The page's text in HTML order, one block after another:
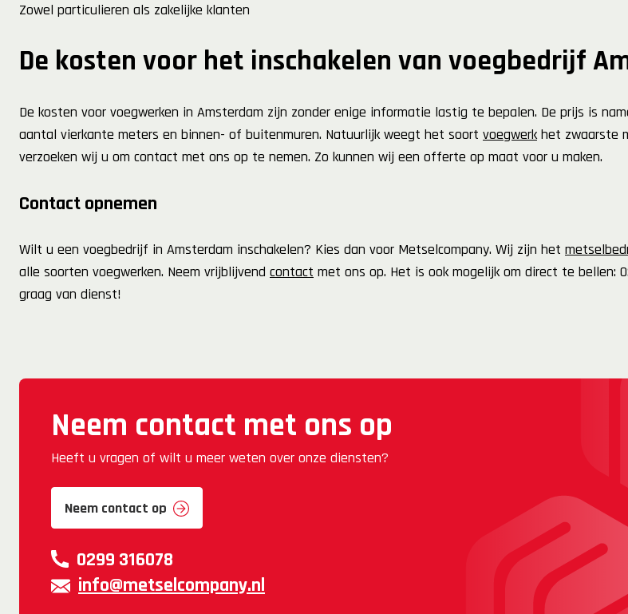
Zowel particulieren als zakelijke klanten
De kosten voor het inschakelen van voegbedrijf
De kosten voor voegwerken in Amsterdam zijn zonder enige informatie lastig te bepalen. De prijs is
aantal vierkante meters en binnen- of buitenmuren. Natuurlijk weegt het soort voegwerkhet zwaarste
verzoeken wij u om contact met ons op te nemen. Zo kunnen wij een offerte op maat voor u maken.
Contact opnemen
Wilt u een voegbedrijf in Amsterdam inschakelen? Kies dan voor Metselcompany. Wij zijn het
alle soorten voegwerken. Neem vrijblijvend contact met ons op. Het is ook mogelijk om direct te bellen:
graag van dienst!
Neem contact met ons op
Heeft u vragen of wilt u meer weten over onze diensten?
Neem contact op
0299 316078
info@metselcompany.nl